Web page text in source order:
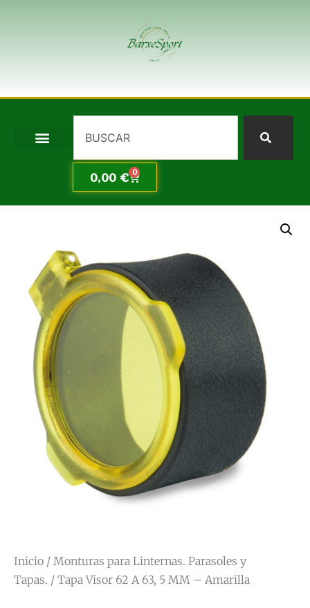
0,00€ 0
Inicio / Monturas para Linternas. Parasoles y
Tapas. / Tapa Visor 62 A 63, 5 MM – Amarilla